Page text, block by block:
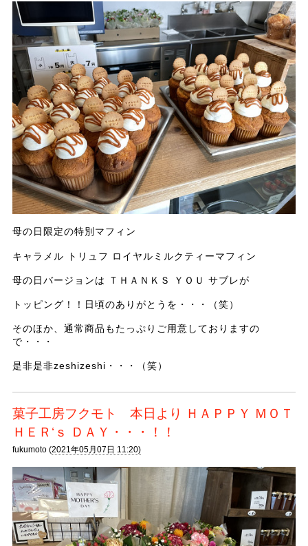
母の日限定の特別マフィン
キャラメル トリュフ ロイヤルミルクティーマフィン
母の日バージョンは ＴＨＡＮＫＳ ＹＯＵ サブレが
トッピング！！日頃のありがとうを・・・（笑）
そのほか、通常商品もたっぷりご用意しておりますの
で・・・
是非是非zeshizeshi・・・（笑）
菓子工房フクモト 本日より ＨＡＰＰＹ ＭＯＴ
ＨＥＲ‘ｓ ＤＡＹ・・・！！
fukumoto (2021年05月07日 11:20)